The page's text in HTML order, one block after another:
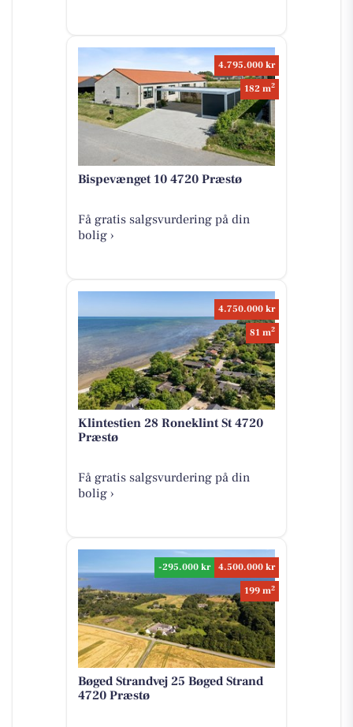
4.795.000 kr
182 m2
Bispevænget 10 4720 Præstø
Få gratis salgsvurdering på din
bolig ›
4.750.000 kr
81 m2
Klintestien 28 Roneklint St 4720
Præstø
Få gratis salgsvurdering på din
bolig ›
-295.000 kr
4.500.000 kr
199 m2
Bøged Strandvej 25 Bøged Strand
4720 Præstø